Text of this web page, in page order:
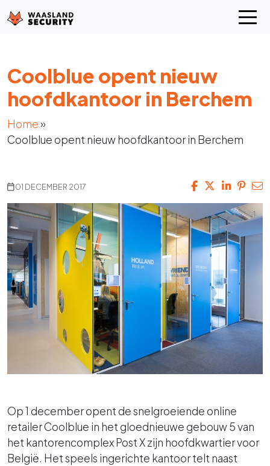
Coolblue opent nieuw
hoofdkantoor in Berchem
Home»
Coolblue opent nieuw hoofdkantoor in Berchem
01 DECEMBER 2017
Op 1 december opent de snelgroeiende online
retailer Coolblue in het gloednieuwe gebouw 5 van
het kantorencomplex Post X zijn hoofdkwartier voor
België. Het speels ingerichte kantoor telt naast